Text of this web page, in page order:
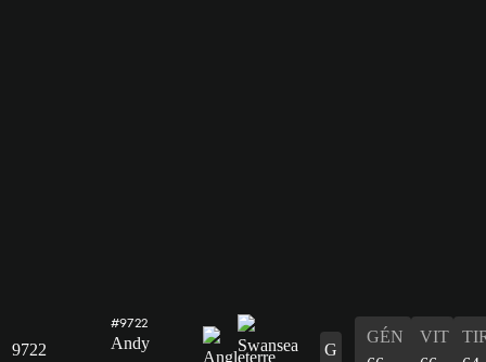
9722
#9722
Andy
G
GÉN
VIT